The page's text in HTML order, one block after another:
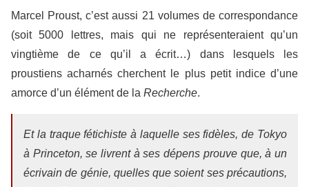
Marcel Proust, c’est aussi 21 volumes de correspondance
(soit 5000 lettres, mais qui ne représenteraient qu’un
vingtième de ce qu’il a écrit…) dans lesquels les
proustiens acharnés cherchent le plus petit indice d’une
amorce d’un élément de la Recherche.
Et la traque fétichiste à laquelle ses fidèles, de Tokyo
à Princeton, se livrent à ses dépens prouve que, à un
écrivain de génie, quelles que soient ses précautions,